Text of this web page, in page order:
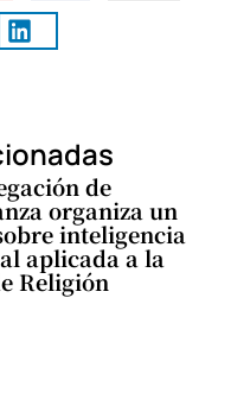
de
organiza un
inteligencia
aplicada a la
Religión